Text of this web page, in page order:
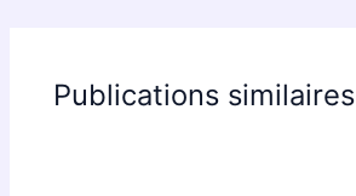
Publications similaires